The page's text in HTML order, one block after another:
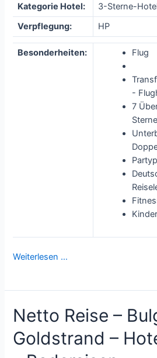
Kategorie Hotel:
3-Sterne-
Verpflegung:
HP
Besonderheiten: Flug
-
7
Weiterlesen …
Netto Reise –
Goldstrand –